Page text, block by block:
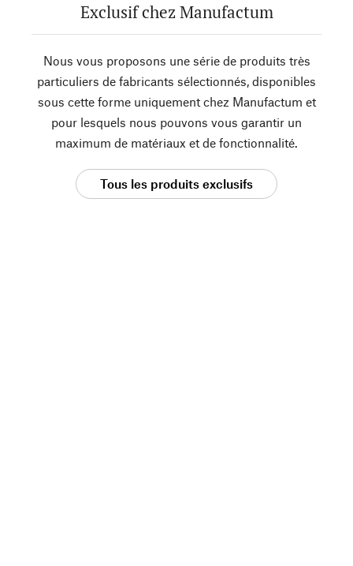
Exclusif chez Manufactum
Nous vous proposons une série de produits très
particuliers de fabricants sélectionnés, disponibles
sous cette forme uniquement chez Manufactum et
pour lesquels nous pouvons vous garantir un
maximum de matériaux et de fonctionnalité.
Tous les produits exclusifs